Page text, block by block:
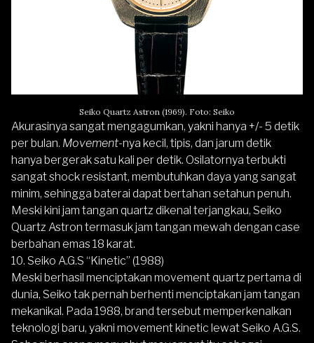
Seiko Quartz Astron (1969). Foto: Seiko
Akurasinya sangat mengagumkan, yakni hanya +/- 5 detik
per bulan. Movement-nya kecil, tipis, dan jarum detik
hanya bergerak satu kali per detik. Osilatornya terbukti
sangat shock resistant, membutuhkan daya yang sangat
minim, sehingga baterai dapat bertahan setahun penuh.
Meski kini jam tangan quartz dikenal terjangkau, Seiko
Quartz Astron termasuk jam tangan mewah dengan case
berbahan emas 18 karat.
10. Seiko A.G.S “Kinetic” (1988)
Meski berhasil menciptakan movement quartz pertama di
dunia, Seiko tak pernah berhenti menciptakan jam tangan
mekanikal. Pada 1988, brand tersebut memperkenalkan
teknologi baru, yakni movement kinetic lewat Seiko A.G.S.